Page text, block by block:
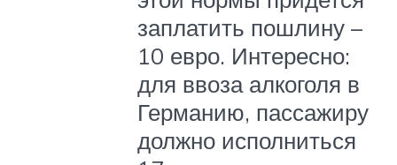
заплатить пошлину –
10 евро. Интересно:
для ввоза алкоголя в
Германию, пассажиру
должно исполниться